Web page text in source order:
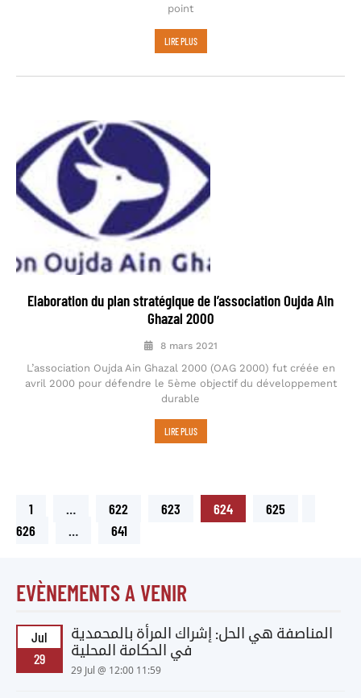
point
LIRE PLUS
Elaboration du plan stratégique de l’association Oujda Ain
Ghazal 2000
8 mars 2021
L’association Oujda Ain Ghazal 2000 (OAG 2000) fut créée en
avril 2000 pour défendre le 5ème objectif du développement
durable
LIRE PLUS
1 … 622 623 624
625
626
… 641
EVÈNEMENTS A VENIR
Jul
29
المناصفة هي الحل: إشراك المرأة بالمحمدية
في الحكامة المحلية
29 Jul @ 12:00 11:59